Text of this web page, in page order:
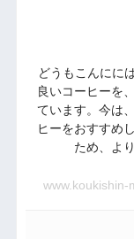
どうもこんにに
良いコーヒーを
ています。今は
ヒーをおすすめ
ため、よ
www.koukishin-